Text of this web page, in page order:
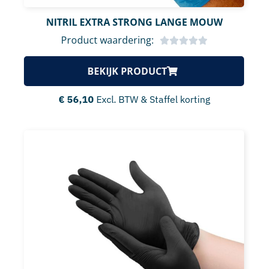
NITRIL EXTRA STRONG LANGE MOUW
Product waardering:
BEKIJK PRODUCT
€56,10 Excl. BTW & Staffel korting